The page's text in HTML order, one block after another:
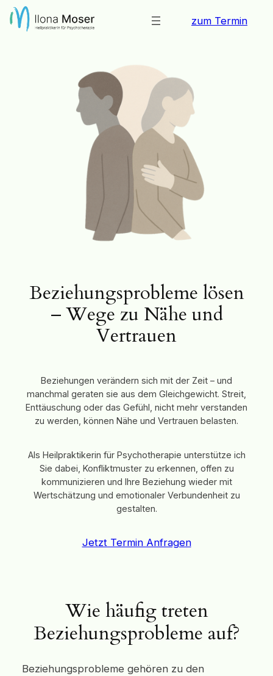
Zum
Inhalt
zum Termin
Beziehungsprobleme lösen
– Wege zu Nähe und
Vertrauen
Beziehungen verändern sich mit der Zeit – und
manchmal geraten sie aus dem Gleichgewicht. Streit,
Enttäuschung oder das Gefühl, nicht mehr verstanden
zu werden, können Nähe und Vertrauen belasten.
Als Heilpraktikerin für Psychotherapie unterstütze ich
Sie dabei, Konfliktmuster zu erkennen, offen zu
kommunizieren und Ihre Beziehung wieder mit
Wertschätzung und emotionaler Verbundenheit zu
gestalten.
Jetzt Termin Anfragen
Wie häufig treten
Beziehungsprobleme auf?
Beziehungsprobleme gehören zu den